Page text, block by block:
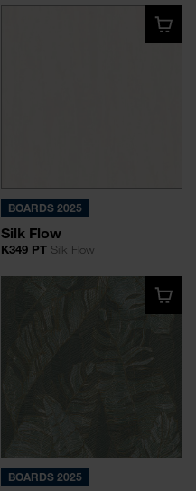
BOARDS 2025
Silk Flow
K349 PTSilk Flow
BOARDS 2025